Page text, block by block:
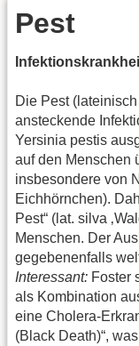
Pest
Die Pest
ansteckende
Yersinia pestis
auf den Menschen
insbesondere von
Eichhörnchen).
Pest“ (lat. silva
Menschen. Der
gegebenenfalls
Interessant: Foster
als Kombination
eine Cholera-
(Black Death)“,